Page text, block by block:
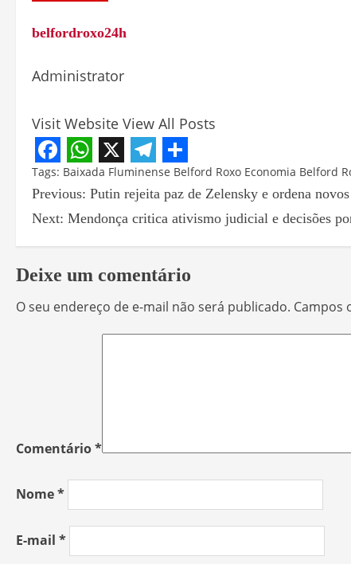
belfordroxo24h
Administrator
Visit Website View All Posts
Facebook
WhatsApp
X Telegram
Share
Tags: Baixada Fluminense Belford Roxo Economia Belford
Previous: Putin rejeita paz de Zelensky e ordena novos
Next: Mendonça critica ativismo judicial e decisões
Deixe um comentário
O seu endereço de e-mail não será publicado. Campos
Comentário*
Nome*
E-mail *